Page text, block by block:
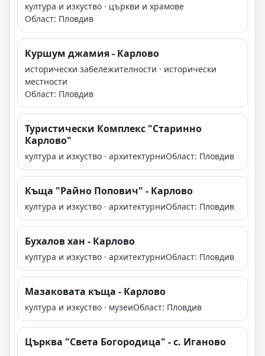
култура и изкуство · църкви и храмове
Област: Пловдив
Куршум джамия - Карлово
исторически забележителности · исторически
местности
Област: Пловдив
Туристически Комплекс "Старинно
Карлово"
култура и изкуство · архитектурниОбласт: Пловдив
Къща "Райно Попович" - Карлово
култура и изкуство · архитектурниОбласт: Пловдив
Бухалов хан - Карлово
култура и изкуство · архитектурниОбласт: Пловдив
Мазаковата къща - Карлово
култура и изкуство · музеиОбласт: Пловдив
Църква "Света Богородица" - с. Иганово